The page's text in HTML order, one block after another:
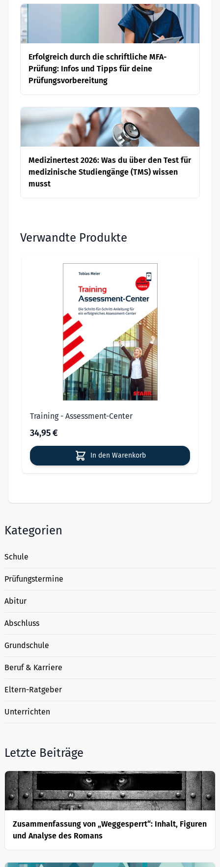
Kategorien
Schule
Prüfungstermine
Abitur
Abschluss
Grundschule
Beruf & Karriere
Eltern-Ratgeber
Unterrichten
Letzte Beiträge
Zusammenfassung von „Weggesperrt“: Inhalt, Figuren
und Analyse des Romans
Erfolgreich durch die schriftliche MFA-
Prüfung: Infos und Tipps für deine
Prüfungsvorbereitung
Medizinertest 2026: Was du über den Test für
medizinische Studiengänge (TMS) wissen
musst
Verwandte Produkte
Training - Assessment-Center
34,95 €
In den Warenkorb